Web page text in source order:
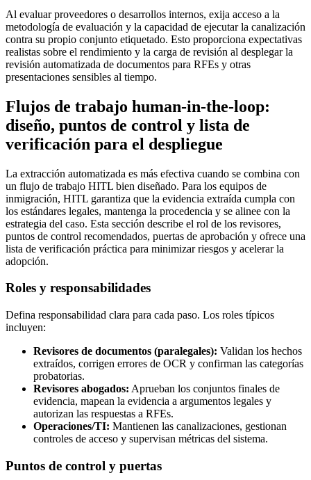
Al evaluar proveedores o desarrollos internos, exija acceso a la
metodología de evaluación y la capacidad de ejecutar la canalización
contra su propio conjunto etiquetado. Esto proporciona expectativas
realistas sobre el rendimiento y la carga de revisión al desplegar la
revisión automatizada de documentos para RFEs y otras
presentaciones sensibles al tiempo.
Flujos de trabajo human-in-the-loop:
diseño, puntos de control y lista de
verificación para el despliegue
La extracción automatizada es más efectiva cuando se combina con
un flujo de trabajo HITL bien diseñado. Para los equipos de
inmigración, HITL garantiza que la evidencia extraída cumpla con
los estándares legales, mantenga la procedencia y se alinee con la
estrategia del caso. Esta sección describe el rol de los revisores,
puntos de control recomendados, puertas de aprobación y ofrece una
lista de verificación práctica para minimizar riesgos y acelerar la
adopción.
Roles y responsabilidades
Defina responsabilidad clara para cada paso. Los roles típicos
incluyen:
Revisores de documentos (paralegales): Validan los hechos
extraídos, corrigen errores de OCR y confirman las categorías
probatorias.
Revisores abogados: Aprueban los conjuntos finales de
evidencia, mapean la evidencia a argumentos legales y
autorizan las respuestas a RFEs.
Operaciones/TI: Mantienen las canalizaciones, gestionan
controles de acceso y supervisan métricas del sistema.
Puntos de control y puertas